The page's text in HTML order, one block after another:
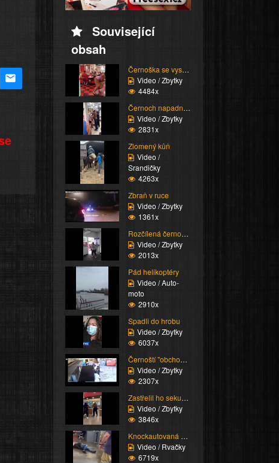
Související
obsah
Černoška se vysmívá hu...
Video / Zbytky
4484x
Černoch napadne stařen...
Video / Zbytky
2831x
Zlomený kůň
Video /
Srandičky
4263x
Zbraň v ruce
Video / Zbytky
1361x
Rozčílená černoška
Video / Zbytky
2013x
Pád helikoptéry
Video / Auto-
moto
2910x
Spadli do hrobu
Video / Zbytky
6037x
Černoští "obchodníci"
Video / Zbytky
2307x
Zastřelil ho sekuriťák
Video / Zbytky
3846x
Knockautovaná čúza
Video / Rvačky
6719x